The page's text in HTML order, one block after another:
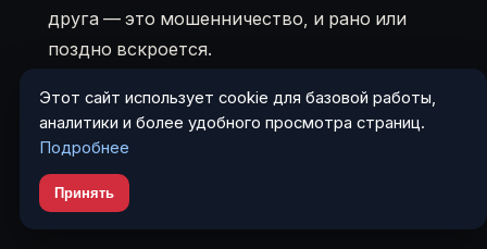
друга — это мошенничество, и рано или
поздно вскроется.
Планируйте возврат.Заранее отложите
деньги на погашение. Если берёте займ на 30
дней — запланируйте выплату на день
зарплаты.
Этот сайт использует cookie для базовой работы,
аналитики и более удобного просмотра страниц.
Подробнее
Принять